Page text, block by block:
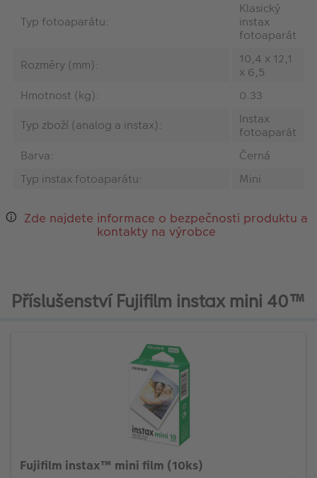
Typ fotoaparátu:
Klasický
instax
fotoaparát
Rozměry (mm):
10,4 x 12,1
x 6,5
Hmotnost (kg):
0.33
Typ zboží (analog a instax):
Instax
fotoaparát
Barva:
Černá
Typ instax fotoaparátu:
Mini
Zde najdete informace o bezpečnosti produktu a
kontakty na výrobce
Příslušenství Fujifilm instax mini 40™
Fujifilm instax™ mini film (10ks)